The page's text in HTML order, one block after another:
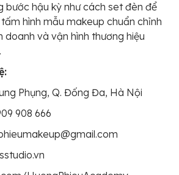
bước hậu kỳ như cách set đèn để
hình mẫu makeup chuẩn chỉnh
doanh và vận hình thương hiệu
Phụng, Q. Đống Đa, Hà Nội
908 666